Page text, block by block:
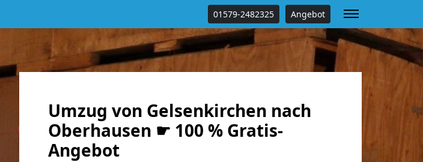
01579-2482325 Angebot
Umzug von Gelsenkirchen nach
Oberhausen ☛ 100 % Gratis-
Angebot